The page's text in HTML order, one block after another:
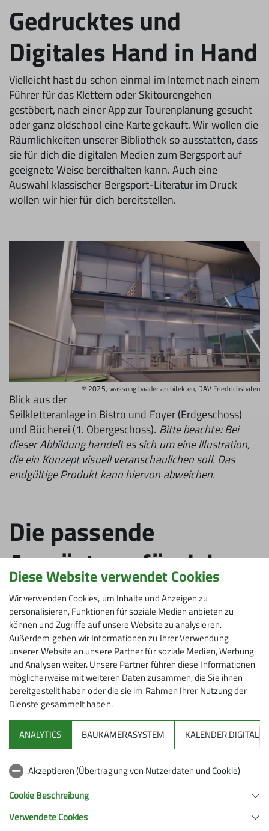
Gedrucktes und
Digitales Hand in Hand
Vielleicht hast du schon einmal im Internet nach einem
Führer für das Klettern oder Skitourengehen
gestöbert, nach einer App zur Tourenplanung gesucht
oder ganz oldschool eine Karte gekauft. Wir wollen die
Räumlichkeiten unserer Bibliothek so ausstatten, dass
sie für dich die digitalen Medien zum Bergsport auf
geeignete Weise bereithalten kann. Auch eine
Auswahl klassischer Bergsport-Literatur im Druck
wollen wir hier für dich bereitstellen.
© 2025, wassung baader architekten, DAV Friedrichshafen
Blick aus der
Seilkletteranlage in Bistro und Foyer (Erdgeschoss)
und Bücherei (1. Obergeschoss). Bitte beachte: Bei
dieser Abbildung handelt es sich um eine Illustration,
die ein Konzept visuell veranschaulichen soll. Das
endgültige Produkt kann hiervon abweichen.
Die passende
Ausrüstung für dein
nächstes Abenteuer in
den Bergen
Damit dein Bergsport nicht zu einer kostspieligen
Angelegenheit wird, hält unser Ausrüstungsverleih die
für dein nächstes Abenteuer geeignete Ausrüstung
bereit.
Einige Gegenstände wie deinen Rucksack oder die der
Witterung angepasste Kleidung benötigst du ständig
und erwirbst sie daher selbst, andere wiederum nutzt
du eher selten. Hier will dir der Ausrüstungsverleih
behilflich sein und hält Dinge wie Steigeisen,
Klettersteigsets, Helme, Schneeschuhe, LVS-Gerät,
Schneeschaufel, ... und damit vor allem solche Dinge
Diese Website verwendet Cookies
Wir verwenden Cookies, um Inhalte und Anzeigen zu
personalisieren, Funktionen für soziale Medien anbieten zu
können und Zugriffe auf unsere Website zu analysieren.
Außerdem geben wir Informationen zu Ihrer Verwendung
unserer Website an unsere Partner für soziale Medien, Werbung
und Analysen weiter. Unsere Partner führen diese Informationen
möglicherweise mit weiteren Daten zusammen, die Sie ihnen
bereitgestellt haben oder die sie im Rahmen Ihrer Nutzung der
Dienste gesammelt haben.
ANALYTICS BAUKAMERASYSTEM KALENDER.DIGITAL
Akzeptieren (Übertragung von Nutzerdaten und Cookie)
Cookie Beschreibung
Verwendete Cookies